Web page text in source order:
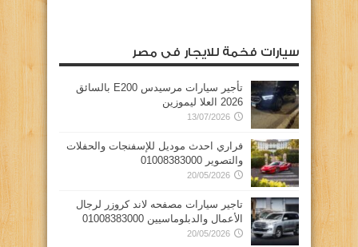
سيارات فخمة للايجار فى مصر
تأجير سيارات مرسيدس E200 بالسائق
2026 العلا ليموزين
13/07/2026
فراري احدث موديل للإسفنجات والحفلات
والتصوير 01008383000
20/05/2026
تاجير سيارات مصفحه لاند كروزر لرجال
الأعمال والدبلوماسيين 01008383000
20/05/2026